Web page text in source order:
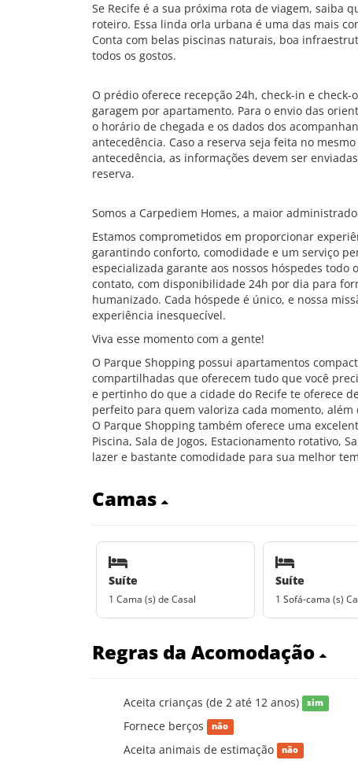
Se Recife é a sua próxima rota de viagem, saiba
roteiro. Essa linda orla urbana é uma das mais
Conta com belas piscinas naturais, boa
todos os gostos.
O prédio oferece recepção 24h, check-in e
garagem por apartamento. Para o envio das
o horário de chegada e os dados dos
antecedência. Caso a reserva seja feita no
antecedência, as informações devem ser
reserva.
Somos a Carpediem Homes, a maior
Estamos comprometidos em proporcionar
garantindo conforto, comodidade e um serviço
especializada garante aos nossos hóspedes
contato, com disponibilidade 24h por dia para
humanizado. Cada hóspede é único, e nossa
experiência inesquecível.
Viva esse momento com a gente!
O Parque Shopping possui apartamentos
compartilhadas que oferecem tudo que você
e pertinho do que a cidade do Recife te oferece
perfeito para quem valoriza cada momento,
O Parque Shopping também oferece uma
Piscina, Sala de Jogos, Estacionamento rotativo,
lazer e bastante comodidade para sua melhor
Camas
Suíte
1 Cama (s) de Casal
Suíte
1 Sofá-cama (s)
Regras da Acomodação
Aceita crianças (de 2 até 12 anos) sim
Fornece berços não
Aceita animais de estimação não